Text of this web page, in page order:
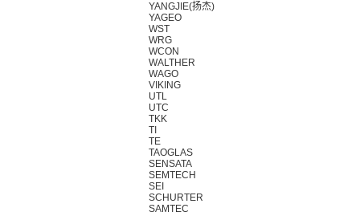
YANGJIE(扬杰)
YAGEO
WST
WRG
WCON
WALTHER
WAGO
VIKING
UTL
UTC
TKK
TI
TE
TAOGLAS
SENSATA
SEMTECH
SEI
SCHURTER
SAMTEC